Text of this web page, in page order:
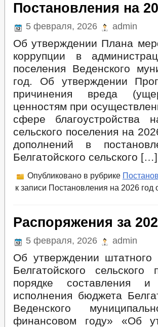
Постановления на
5 февраля, 2026 admin
Об утверждении Плана
коррупции в
поселения Веденского
год. Об утверждении
причинения вреда
ценностям при
сфере благоустройства
сельского поселения на
дополнений в
Белгатойского сельского […]
Опубликовано в рубрике
к записи Постановления на 2026 год
Распоряжения за
5 февраля, 2026 admin
Об утверждении штатного
Белгатойского
порядке составления
исполнения бюджета
Веденского
финансовом году» «Об